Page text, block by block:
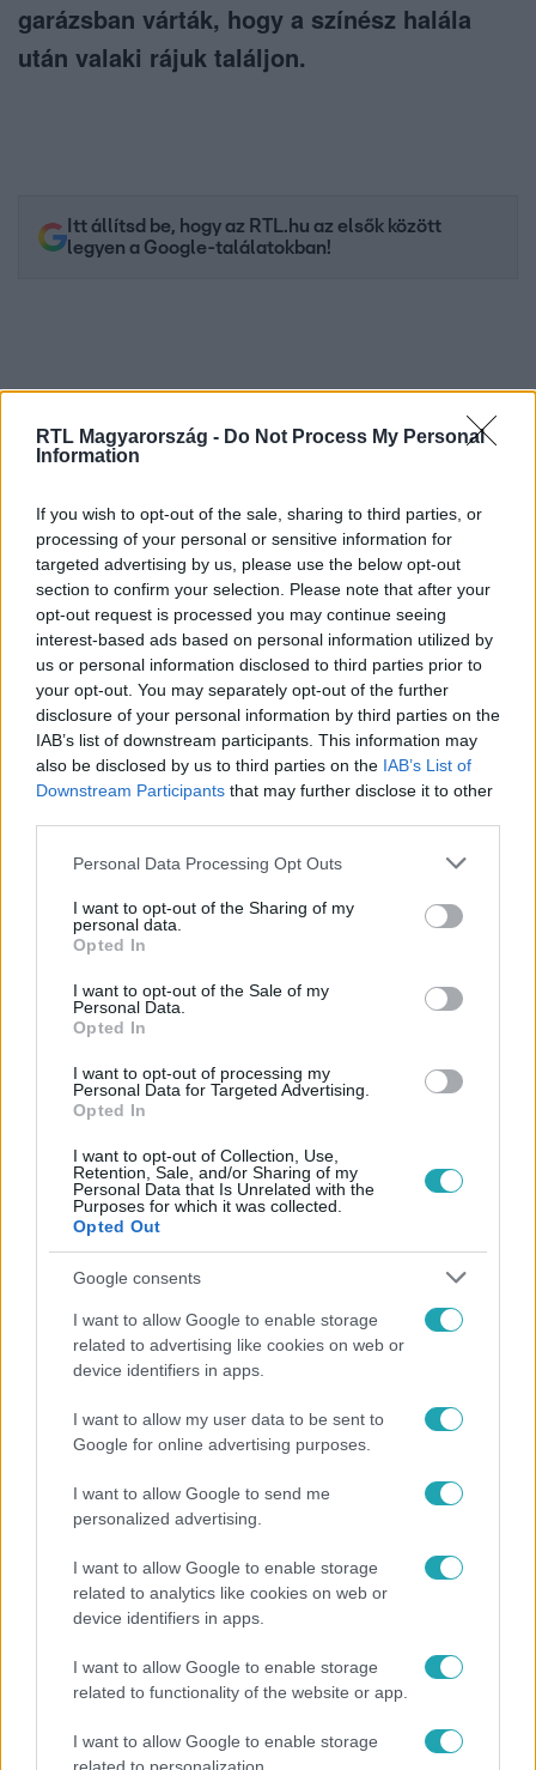
RTL Magyarország - Do Not Process My Personal
Information
If you wish to opt-out of the sale, sharing to third parties, or
processing of your personal or sensitive information for
targeted advertising by us, please use the below opt-out
section to confirm your selection. Please note that after your
opt-out request is processed you may continue seeing
interest-based ads based on personal information utilized by
us or personal information disclosed to third parties prior to
your opt-out. You may separately opt-out of the further
disclosure of your personal information by third parties on the
IAB’s list of downstream participants. This information may
also be disclosed by us to third parties on the IAB’s List of
Downstream Participants that may further disclose it to other
Please note that this website/app uses one or more Google
not limited to your visit or usage behaviour. You may click to
grant or deny consent to Google and its third-party tags to
use your data for below specified purposes in below Google
consent section.
Personal Data Processing Opt Outs
I want to opt-out of the Sharing of my
personal data.
Opted In
I want to opt-out of the Sale of my
Personal Data.
Opted In
I want to opt-out of processing my
Personal Data for Targeted Advertising.
Opted In
I want to opt-out of Collection, Use,
Retention, Sale, and/or Sharing of my
Personal Data that Is Unrelated with the
Purposes for which it was collected.
Opted Out
Google consents
I want to allow Google to enable storage
related to advertising like cookies on web or
device identifiers in apps.
I want to allow my user data to be sent to
Google for online advertising purposes.
I want to allow Google to send me
personalized advertising.
I want to allow Google to enable storage
related to analytics like cookies on web or
device identifiers in apps.
I want to allow Google to enable storage
related to functionality of the website or app.
I want to allow Google to enable storage
garázsban várták, hogy a színész halála
után valaki rájuk találjon.
Itt állítsd be, hogy az RTL.hu az elsők között
legyen a Google-találatokban!
Kövess minket, és értesülj a friss hírekről a
Facebookon is!
Követem
BÁTOR TÁBOR #JÓTÉKONYSÁG
Népszerű
Bódi Guszti és Margó büszkén jelentették be:
megvan a család első diplomása